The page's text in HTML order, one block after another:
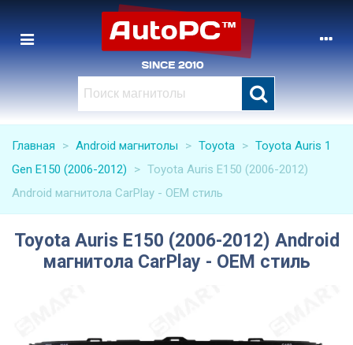
Главная > Android магнитолы > Toyota > Toyota Auris 1
Gen E150 (2006-2012)
> Toyota Auris E150 (2006-2012)
Android магнитола CarPlay - OEM стиль
Toyota Auris E150 (2006-2012) Android
магнитола CarPlay - OEM стиль